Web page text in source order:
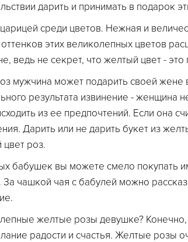
дарить и принимать в подарок
среди цветов. Нежная и
этих великолепных цветов
не секрет, что желтый цвет - это
мужчина может подарить своей
результата извинение -
из ее предпочтений. Если она
Дарить или не дарить букет из
цвет роз.
бабушек вы можете смело покупать
За чашкой чая с бабулей можно
желтые розы девушке?
радости и счастья. Желтые розы